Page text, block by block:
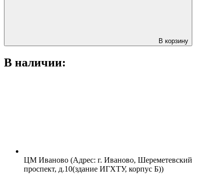
В корзину
В наличии:
ЦМ Иваново (Адрес: г. Иваново, Шереметевский
проспект, д.10(здание ИГХТУ, корпус Б))